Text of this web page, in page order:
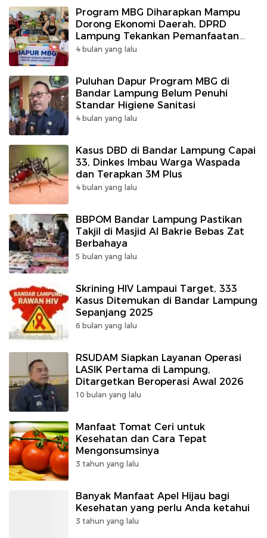
Program MBG Diharapkan Mampu
Dorong Ekonomi Daerah, DPRD
Lampung Tekankan Pemanfaatan
Produk Lokal
4 bulan yang lalu
Puluhan Dapur Program MBG di
Bandar Lampung Belum Penuhi
Standar Higiene Sanitasi
4 bulan yang lalu
Kasus DBD di Bandar Lampung Capai
33, Dinkes Imbau Warga Waspada
dan Terapkan 3M Plus
4 bulan yang lalu
BBPOM Bandar Lampung Pastikan
Takjil di Masjid Al Bakrie Bebas Zat
Berbahaya
5 bulan yang lalu
Skrining HIV Lampaui Target, 333
Kasus Ditemukan di Bandar Lampung
Sepanjang 2025
6 bulan yang lalu
RSUDAM Siapkan Layanan Operasi
LASIK Pertama di Lampung,
Ditargetkan Beroperasi Awal 2026
10 bulan yang lalu
Manfaat Tomat Ceri untuk
Kesehatan dan Cara Tepat
Mengonsumsinya
3 tahun yang lalu
Banyak Manfaat Apel Hijau bagi
Kesehatan yang perlu Anda ketahui
3 tahun yang lalu